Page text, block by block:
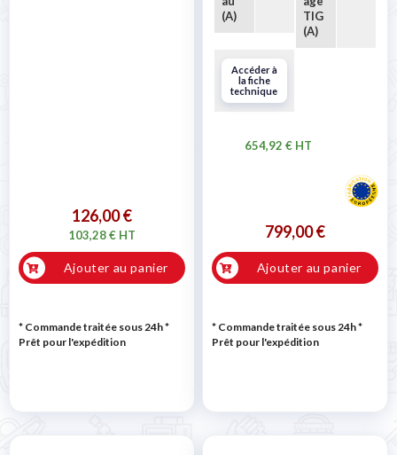
126,00 €
103,28 € HT
Ajouter au panier
* Commande traitée sous 24h*
Prêt pour l'expédition
(A)
TIG
(A)
Accéder à
la fiche
technique
799,00 €
654,92 € HT
Ajouter au panier
* Commande traitée sous 24h*
Prêt pour l'expédition